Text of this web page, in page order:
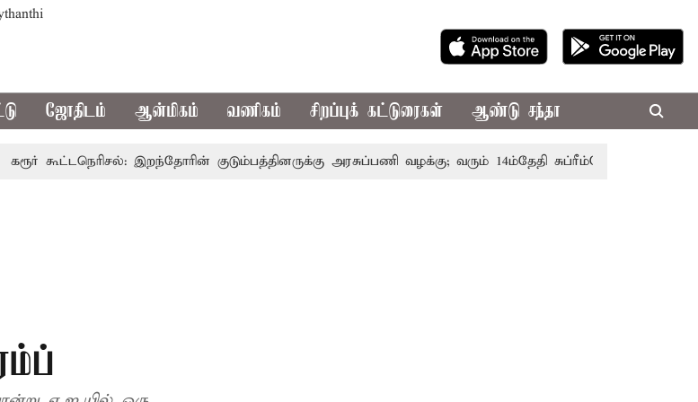
ஜோதிடம் ஆன்மிகம் வணிகம் சிறப்புக் கட்டுரைகள் ஆண்டு சந்தா
கூட்டநெரிசல்: இறந்தோரின் குடும்பத்தினருக்கு அரசுப்பணி வழக்கு; வரும் 14ம்தேதி சுப்ரீம்கோர்ட்டில் விசாரணை